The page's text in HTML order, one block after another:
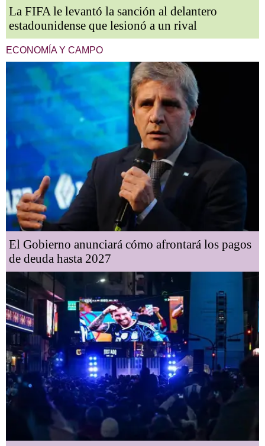
La FIFA le levantó la sanción al delantero
estadounidense que lesionó a un rival
ECONOMÍA Y CAMPO
El Gobierno anunciará cómo afrontará los pagos
de deuda hasta 2027